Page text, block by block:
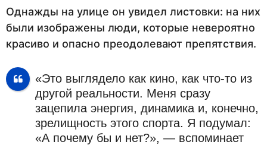
Однажды на улице он увидел листовки: на них
были изображены люди, которые невероятно
красиво и опасно преодолевают препятствия.
«Это выглядело как кино, как что-то из
другой реальности. Меня сразу
зацепила энергия, динамика и, конечно,
зрелищность этого спорта. Я подумал:
«А почему бы и нет?», — вспоминает